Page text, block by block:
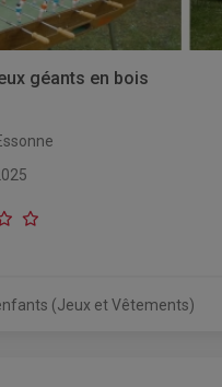
géants en bois
(Jeux et Vêtements)